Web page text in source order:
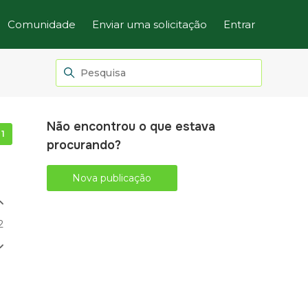
Comunidade Enviar uma solicitação Entrar
Seguido por uma pessoa
Não encontrou o que estava
procurando?
Nova publicação